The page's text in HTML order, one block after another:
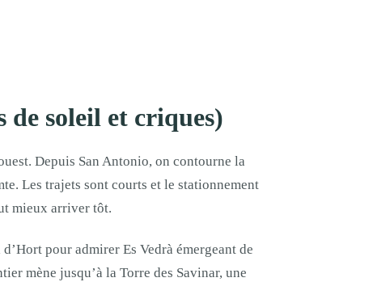
de soleil et criques)
Depuis San Antonio, on contourne la
Les trajets sont courts et le stationnement
mieux arriver tôt.
pour admirer Es Vedrà émergeant de
mène jusqu’à la Torre des Savinar, une